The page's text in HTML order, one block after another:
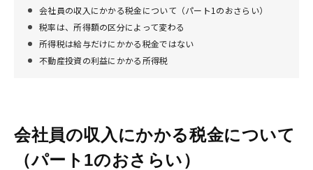
会社員の収入にかかる税金について（パート1のおさらい）
税率は、所得額の区分によって変わる
所得税は給与だけにかかる税金ではない
不動産投資の利益にかかる所得税
会社員の収入にかかる税金について
（パート1のおさらい）